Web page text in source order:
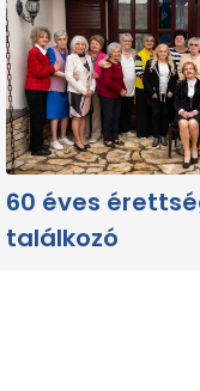
60 éves
találkozó